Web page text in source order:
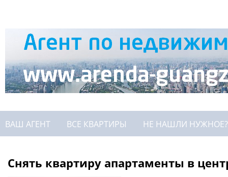
ВАШ АГЕНТ ВСЕ КВАРТИРЫ НЕ НАШЛИ НУЖНОЕ?
Снять квартиру апартаменты в